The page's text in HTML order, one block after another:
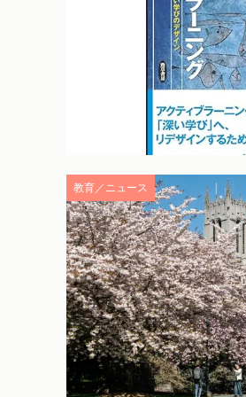
教育／ニュース